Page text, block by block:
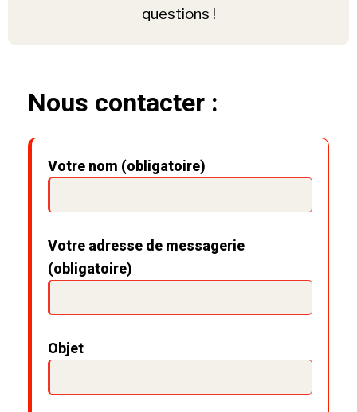
questions !
Nous contacter :
Votre nom (obligatoire)
Votre adresse de messagerie
(obligatoire)
Objet